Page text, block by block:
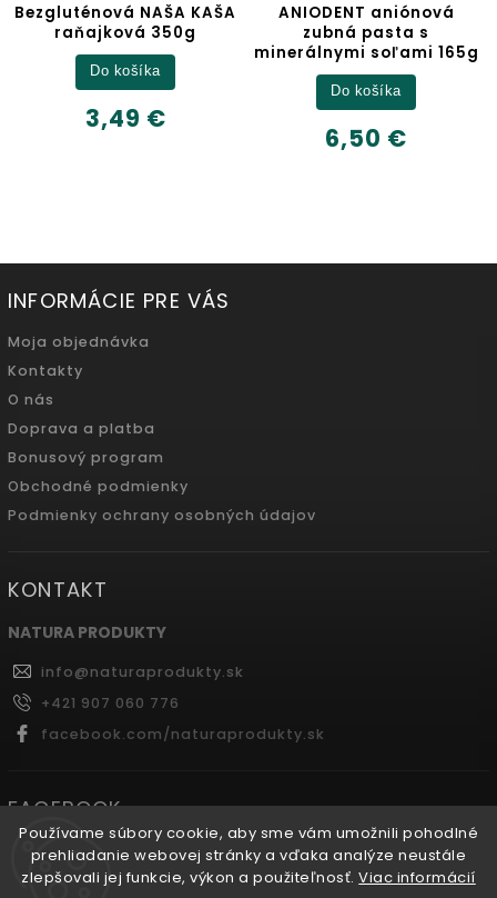
Používame súbory cookie, aby sme vám umožnili pohodlné
prehliadanie webovej stránky a vďaka analýze neustále
zlepšovali jej funkcie, výkon a použiteľnosť.Viac informácií
ANIODENT aniónová
zubná pasta s
minerálnymi soľami 165g
Do košíka
Jablčný ocot
6,32 €
INFORMÁCIE PRE VÁS
Moja objednávka
Kontakty
O nás
Doprava a platba
Bonusový program
Obchodné podmienky
Podmienky ochrany osobných údajov
KONTAKT
NATURA PRODUKTY
info@naturaprodukty.sk
+421 907 060 776
facebook.com/naturaprodukty.sk
FACEBOOK